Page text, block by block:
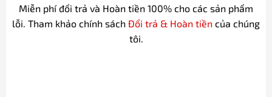
Miễn phí đổi trả và Hoàn tiền 100% cho các sản phẩm
lỗi. Tham khảo chính sách Đổi trả & Hoàn tiền của chúng
tôi.